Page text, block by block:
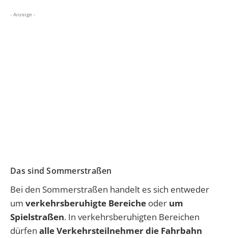
- Anzeige -
Das sind Sommerstraßen
Bei den Sommerstraßen handelt es sich entweder
um verkehrsberuhigte Bereiche oder um
Spielstraßen. In verkehrsberuhigten Bereichen
dürfen alle Verkehrsteilnehmer die Fahrbahn